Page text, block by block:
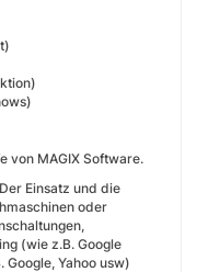
von MAGIX Software.
Einsatz und die
oder
(wie z.B. Google
Yahoo usw)